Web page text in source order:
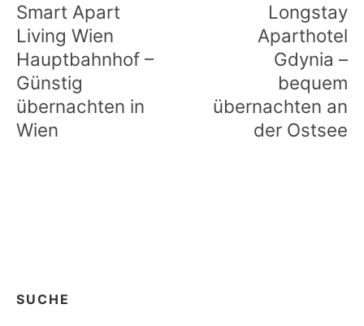
Smart Apart
Living Wien
Hauptbahnhof –
Günstig
übernachten in
Wien
Longstay
Aparthotel
Gdynia –
bequem
übernachten an
der Ostsee
SUCHE